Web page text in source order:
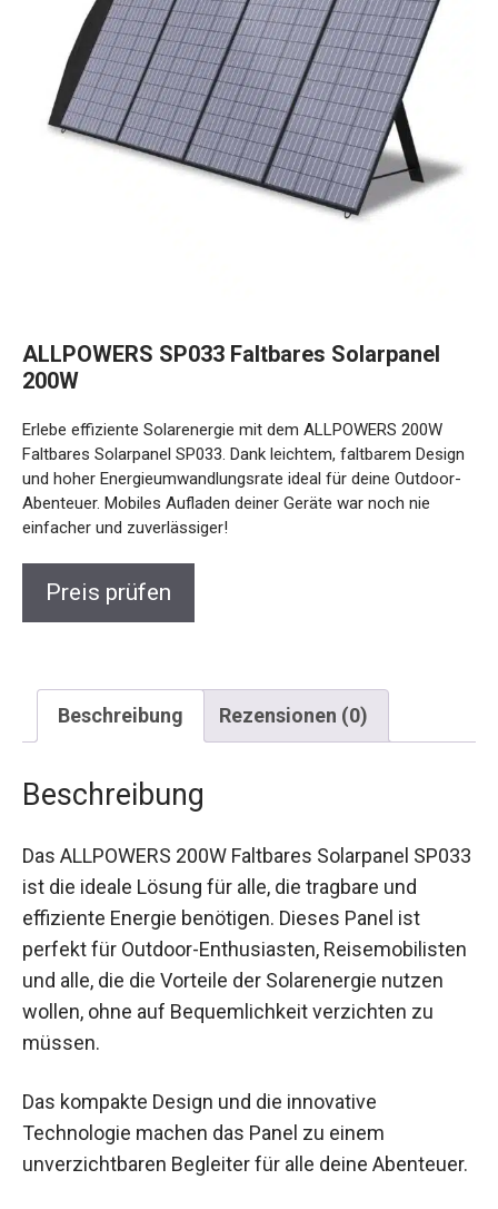
ALLPOWERS SP033 Faltbares Solarpanel
200W
Erlebe effiziente Solarenergie mit dem ALLPOWERS 200W
Faltbares Solarpanel SP033. Dank leichtem, faltbarem Design
und hoher Energieumwandlungsrate ideal für deine Outdoor-
Abenteuer. Mobiles Aufladen deiner Geräte war noch nie
einfacher und zuverlässiger!
Preis prüfen
Beschreibung Rezensionen (0)
Beschreibung
Das ALLPOWERS 200W Faltbares Solarpanel SP033
ist die ideale Lösung für alle, die tragbare und
effiziente Energie benötigen. Dieses Panel ist
perfekt für Outdoor-Enthusiasten, Reisemobilisten
und alle, die die Vorteile der Solarenergie nutzen
wollen, ohne auf Bequemlichkeit verzichten zu
müssen.
Das kompakte Design und die innovative
Technologie machen das Panel zu einem
unverzichtbaren Begleiter für alle deine Abenteuer.